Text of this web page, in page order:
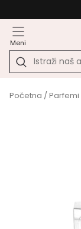
Meni
Početna /Parfemi